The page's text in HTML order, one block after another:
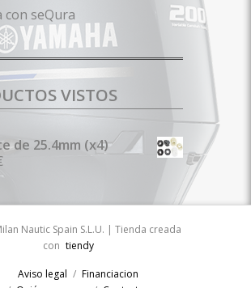
con seQura
VISTOS
de 25.4mm (x4)
Nautic Spain S.L.U. | Tienda creada
con tiendy
Aviso legal
Financiacion